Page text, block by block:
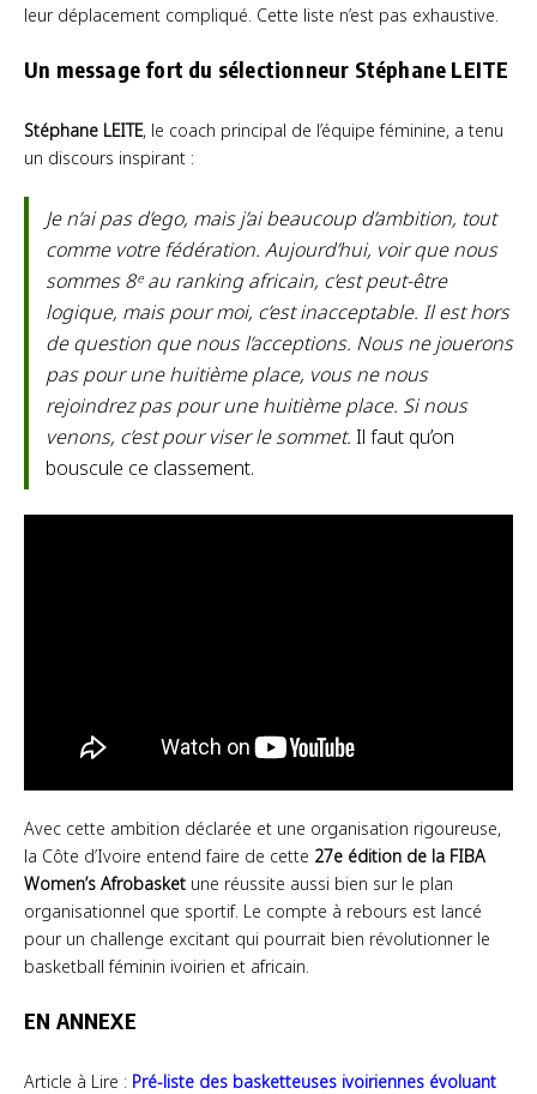
leur déplacement compliqué. Cette liste n’est pas exhaustive.
Un message fort du sélectionneur Stéphane LEITE
Stéphane LEITE, le coach principal de l’équipe féminine, a tenu
un discours inspirant :
Je n’ai pas d’ego, mais j’ai beaucoup d’ambition, tout
comme votre fédération. Aujourd’hui, voir que nous
sommes 8ᵉ au ranking africain, c’est peut-être
logique, mais pour moi, c’est inacceptable. Il est hors
de question que nous l’acceptions. Nous ne jouerons
pas pour une huitième place, vous ne nous
rejoindrez pas pour une huitième place. Si nous
venons, c’est pour viser le sommet. Il faut qu’on
bouscule ce classement.
Avec cette ambition déclarée et une organisation rigoureuse,
la Côte d’Ivoire entend faire de cette 27e édition de la FIBA
Women’s Afrobasket une réussite aussi bien sur le plan
organisationnel que sportif. Le compte à rebours est lancé
pour un challenge excitant qui pourrait bien révolutionner le
basketball féminin ivoirien et africain.
EN ANNEXE
Article à Lire : Pré-liste des basketteuses ivoiriennes évoluant